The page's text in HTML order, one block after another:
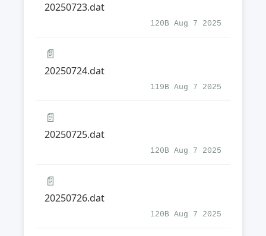
20250723.dat
120B Aug 7 2025
📄
20250724.dat
119B Aug 7 2025
📄
20250725.dat
120B Aug 7 2025
📄
20250726.dat
120B Aug 7 2025